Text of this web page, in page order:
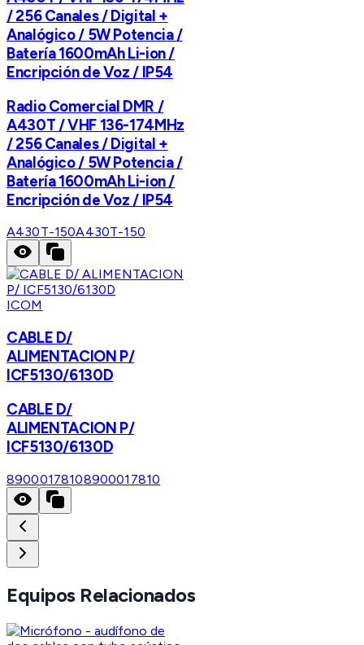
/ 256 Canales / Digital +
Analógico / 5W Potencia /
Batería 1600mAh Li-ion /
Encripción de Voz / IP54
Radio Comercial DMR /
A430T / VHF 136-174MHz
/ 256 Canales / Digital +
Analógico / 5W Potencia /
Batería 1600mAh Li-ion /
Encripción de Voz / IP54
A430T-150A430T-150
ICOM
CABLE D/
ALIMENTACION P/
ICF5130/6130D
CABLE D/
ALIMENTACION P/
ICF5130/6130D
89000178108900017810
Equipos Relacionados